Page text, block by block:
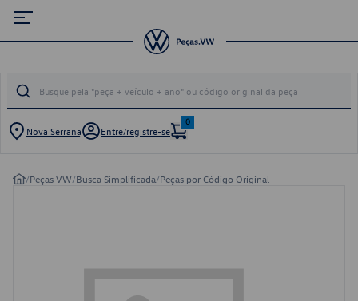
Nova Serrana Entre/registre-se
0
/Peças VW/Busca Simplificada/Peças por Código Original